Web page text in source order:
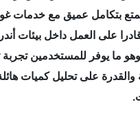
بتكامل عميق مع خدمات
على العمل داخل بيئات
وهو ما يوفر للمستخدمين تجربة
والقدرة على تحليل كميات